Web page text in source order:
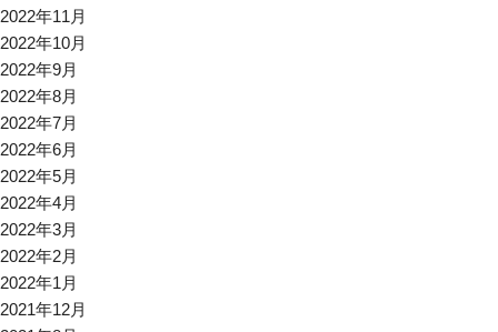
2022年11月
2022年10月
2022年9月
2022年8月
2022年7月
2022年6月
2022年5月
2022年4月
2022年3月
2022年2月
2022年1月
2021年12月